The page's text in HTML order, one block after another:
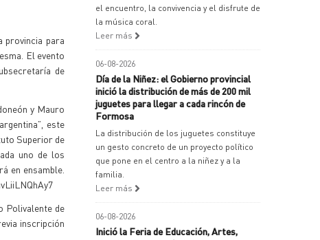
provincia para
El evento
de
y Mauro
este
Superior de
uno de los
en ensamble.
Polivalente de
inscripción
el encuentro, la convivencia y el disfrute de
la música coral.
Leer más
06-08-2026
Día de la Niñez: el Gobierno provincial
inició la distribución de más de 200 mil
juguetes para llegar a cada rincón de
Formosa
La distribución de los juguetes constituye
un gesto concreto de un proyecto político
que pone en el centro a la niñez y a la
familia.
Leer más
06-08-2026
Inició la Feria de Educación, Artes,